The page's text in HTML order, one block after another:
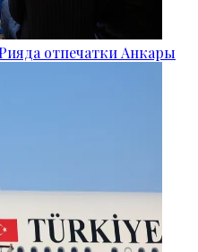
отпечатки Анкары